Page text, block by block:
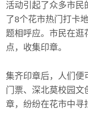
活动引起了众多市民
了8个花市热门打卡
题相呼应。市民在逛
点，收集印章。
集齐印章后，人们便
门票、深北莫校园文
章，纷纷在花市中寻